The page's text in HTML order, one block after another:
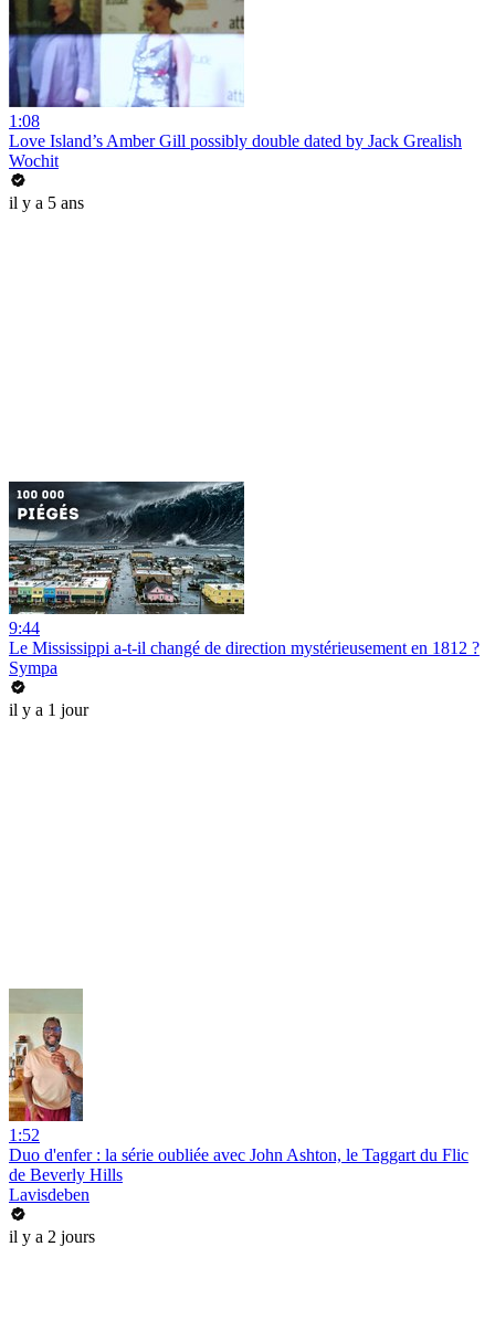
1:08
Love Island’s Amber Gill possibly double dated by Jack Grealish
Wochit
il y a 5 ans
9:44
Le Mississippi a-t-il changé de direction mystérieusement en 1812 ?
Sympa
il y a 1 jour
1:52
Duo d'enfer : la série oubliée avec John Ashton, le Taggart du Flic
de Beverly Hills
Lavisdeben
il y a 2 jours